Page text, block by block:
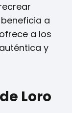
a
a los
y
Loro